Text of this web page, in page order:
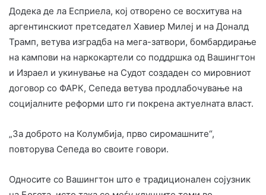
Додека де ла Есприела, кој отворено се восхитува на
аргентинскиот претседател Хавиер Милеј и на Доналд
Трамп, ветува изградба на мега-затвори, бомбардирање
на кампови на наркокартели со поддршка од Вашингтон
и Израел и укинување на Судот создаден со мировниот
договор со ФАРК, Сепеда ветува продлабочување на
социјалните реформи што ги покрена актуелната власт.
„За доброто на Колумбија, прво сиромашните“,
повторува Сепеда во своите говори.
Односите со Вашингтон што е традиционален сојузник